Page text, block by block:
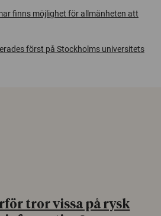
finns möjlighet för allmänheten att
först på Stockholms universitets
tror vissa på rysk